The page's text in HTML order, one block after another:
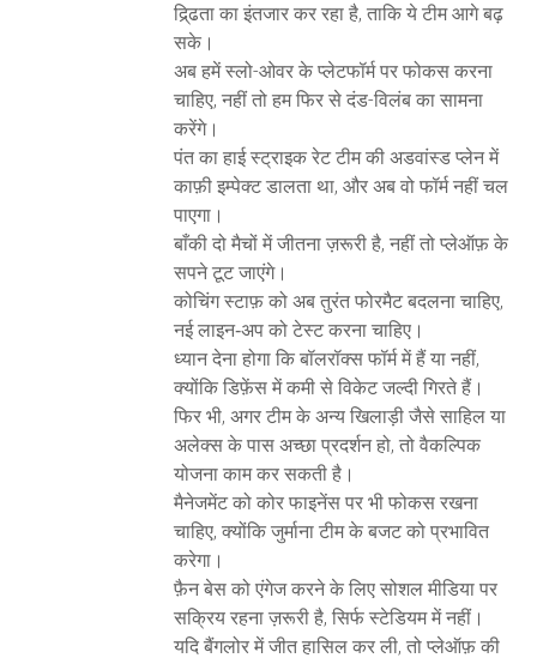
द्रि्ढता का इंतजार कर रहा है, ताकि ये टीम आगे बढ़
सके।
अब हमें स्लो-ओवर के प्लेटफॉर्म पर फोकस करना
चाहिए, नहीं तो हम फिर से दंड-विलंब का सामना
करेंगे।
पंत का हाई स्ट्राइक रेट टीम की अडवांस्ड प्लेन में
काफ़ी इम्पेक्ट डालता था, और अब वो फॉर्म नहीं चल
पाएगा।
बाँकी दो मैचों में जीतना ज़रूरी है, नहीं तो प्लेऑफ़ के
सपने टूट जाएंगे।
कोचिंग स्टाफ़ को अब तुरंत फोरमैट बदलना चाहिए,
नई लाइन‑अप को टेस्ट करना चाहिए।
ध्यान देना होगा कि बॉलरॉक्स फॉर्म में हैं या नहीं,
क्योंकि डिफ़ेंस में कमी से विकेट जल्दी गिरते हैं।
फिर भी, अगर टीम के अन्य खिलाड़ी जैसे साहिल या
अलेक्स के पास अच्छा प्रदर्शन हो, तो वैकल्पिक
योजना काम कर सकती है।
मैनेजमेंट को कोर फाइनेंस पर भी फोकस रखना
चाहिए, क्योंकि जुर्माना टीम के बजट को प्रभावित
करेगा।
फ़ैन बेस को एंगेज करने के लिए सोशल मीडिया पर
सक्रिय रहना ज़रूरी है, सिर्फ स्टेडियम में नहीं।
यदि बैंगलोर में जीत हासिल कर ली, तो प्लेऑफ़ की